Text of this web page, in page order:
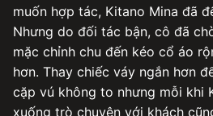
muốn hợp tác, Kitano Mina đã
Nhưng do đối tác bận, cô đã
mặc chỉnh chu đến kéo cổ áo
hơn. Thay chiếc váy ngắn hơn
cặp vú không to nhưng mỗi khi
xuống trò chuyện với khách